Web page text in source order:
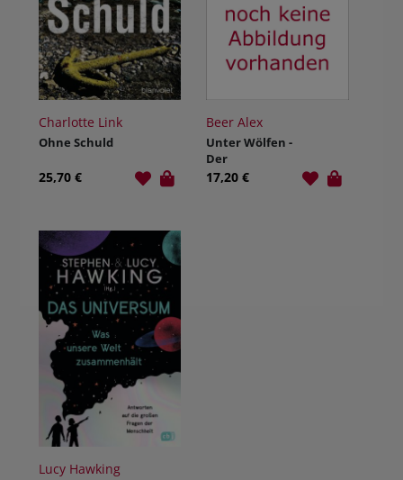
Charlotte Link
Ohne Schuld
25,70 €
Beer Alex
Unter Wölfen -
Der
verborgene
17,20 €
Lucy Hawking